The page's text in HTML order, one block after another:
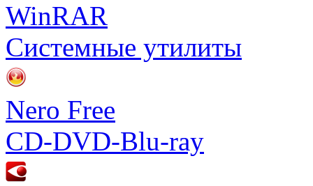
WinRAR
Системные утилиты
Nero Free
CD-DVD-Blu-ray